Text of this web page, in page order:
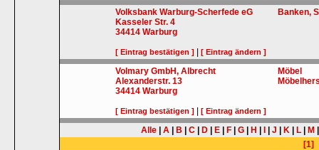
Volksbank Warburg-Scherfede eG
Kasseler Str. 4
34414 Warburg
[ Eintrag bestätigen ] |[ Eintrag ändern ]
Banken,
Volmary GmbH, Albrecht
Alexanderstr. 13
34414 Warburg
[ Eintrag bestätigen ] |[ Eintrag ändern ]
Möbel
Alle A B C D E F G H J K L M
[1]